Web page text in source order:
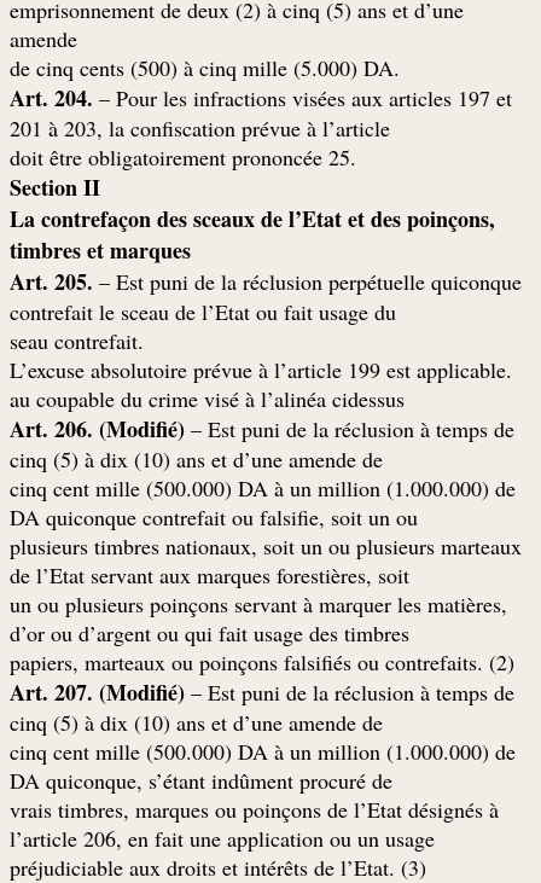
emprisonnement de deux (2) à cinq (5) ans et d’une
amende
.de cinq cents (500) à cinq mille (5.000) DA
Art. 204. – Pour les infractions visées aux articles 197 et
201 à 203, la confiscation prévue à l’article
.25 doit être obligatoirement prononcée
Section II
La contrefaçon des sceaux de l’Etat et des poinçons,
timbres et marques
Art. 205. – Est puni de la réclusion perpétuelle quiconque
contrefait le sceau de l’Etat ou fait usage du
.seau contrefait
.L’excuse absolutoire prévue à l’article 199 est applicable
au coupable du crime visé à l’alinéa cidessus
Art. 206. (Modifié) – Est puni de la réclusion à temps de
cinq (5) à dix (10) ans et d’une amende de
cinq cent mille (500.000) DA à un million (1.000.000) de
DA quiconque contrefait ou falsifie, soit un ou
plusieurs timbres nationaux, soit un ou plusieurs marteaux
de l’Etat servant aux marques forestières, soit
,un ou plusieurs poinçons servant à marquer les matières
d’or ou d’argent ou qui fait usage des timbres
(papiers, marteaux ou poinçons falsifiés ou contrefaits. (2
Art. 207. (Modifié) – Est puni de la réclusion à temps de
cinq (5) à dix (10) ans et d’une amende de
cinq cent mille (500.000) DA à un million (1.000.000) de
DA quiconque, s’étant indûment procuré de
vrais timbres, marques ou poinçons de l’Etat désignés à
l’article 206, en fait une application ou un usage
(préjudiciable aux droits et intérêts de l’Etat. (3